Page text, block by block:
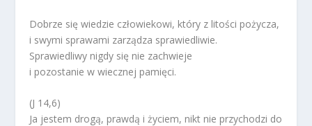
Dobrze się wiedzie człowiekowi, który z litości pożycza,
i swymi sprawami zarządza sprawiedliwie.
Sprawiedliwy nigdy się nie zachwieje
i pozostanie w wiecznej pamięci.
(J 14,6)
Ja jestem drogą, prawdą i życiem, nikt nie przychodzi do